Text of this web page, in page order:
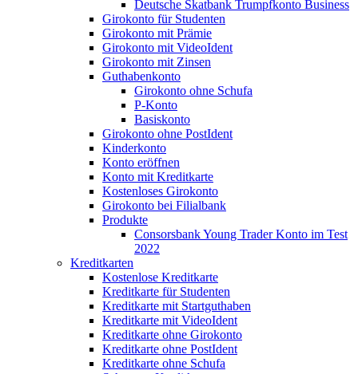
Deutsche Skatbank Trumpfkonto Business
Girokonto für Studenten
Girokonto mit Prämie
Girokonto mit VideoIdent
Girokonto mit Zinsen
Guthabenkonto
Girokonto ohne Schufa
P-Konto
Basiskonto
Girokonto ohne PostIdent
Kinderkonto
Konto eröffnen
Konto mit Kreditkarte
Kostenloses Girokonto
Girokonto bei Filialbank
Produkte
Consorsbank Young Trader Konto im Test
2022
Kreditkarten
Kostenlose Kreditkarte
Kreditkarte für Studenten
Kreditkarte mit Startguthaben
Kreditkarte mit VideoIdent
Kreditkarte ohne Girokonto
Kreditkarte ohne PostIdent
Kreditkarte ohne Schufa